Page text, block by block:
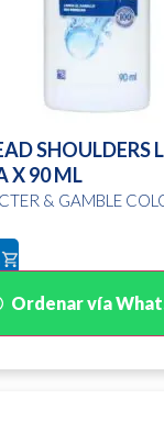
SHOULDERS
X 90 ML
& GAMBLE
Ordenar vía